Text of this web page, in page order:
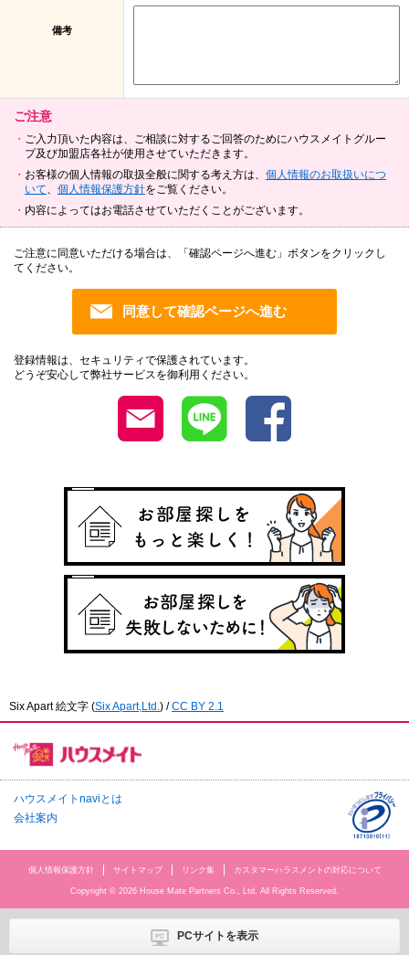
備考
ご注意
ご入力頂いた内容は、ご相談に対するご回答のためにハウスメイトグルー
プ及び加盟店各社が使用させていただきます。
お客様の個人情報の取扱全般に関する考え方は、 個人情報のお取扱いにつ
いて
個人情報保護方針をご覧ください。
内容によってはお電話させていただくことがございます。
ご注意に同意いただける場合は、「確認ページへ進む」ボタンをクリックし
てください。
登録情報は、セキュリティで保護されています。
どうぞ安心して弊社サービスを御利用ください。
Six Apart 絵文字 (Six Apart,Ltd. ) /CC BY 2.1
ハウスメイトnaviとは
会社案内
個人情報保護方針 サイトマップ リンク集 カスタマーハラスメントの対応について
Copyright © 2026 House Mate Partners Co., Ltd. All Rights Reserved.
PCサイトを表示